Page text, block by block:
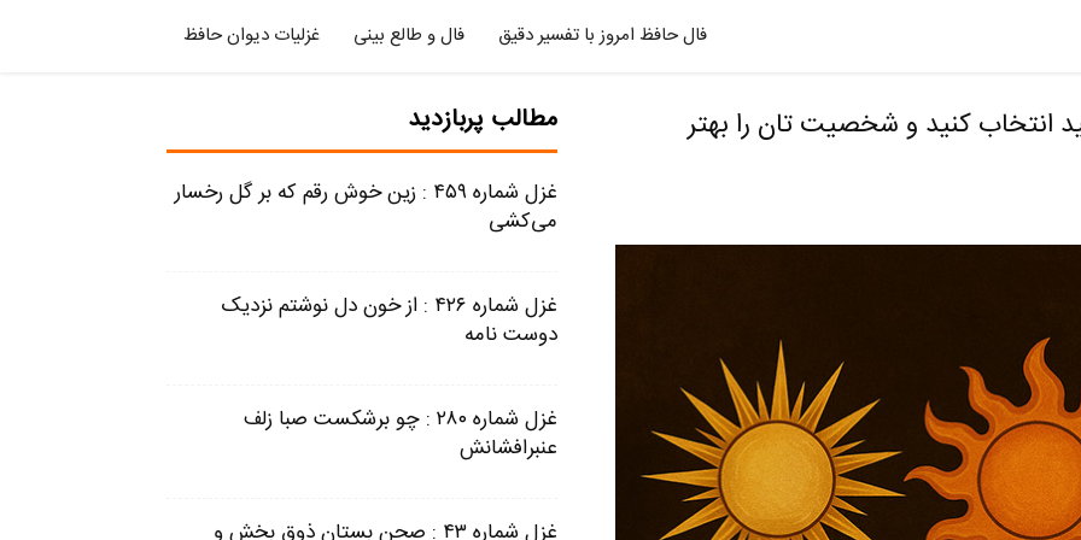
غزلیات دیوان حافظ فال و طالع بینی فال حافظ امروز با تفسیر دقیق
کنید و شخصیت تان را بهتر
مطالب پربازدید
غزل شماره ۴۵۹ : زین خوش رقم که بر گل رخسار
می‌کشی
غزل شماره ۴۲۶ : از خون دل نوشتم نزدیک
دوست نامه
غزل شماره ۲۸۰ : چو برشکست صبا زلف
عنبرافشانش
غزل شماره ۴۳ : صحن بستان ذوق بخش و